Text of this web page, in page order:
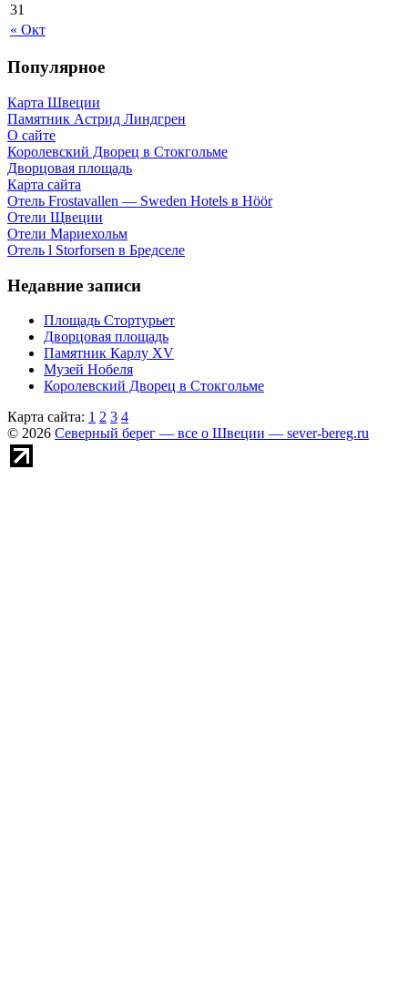
« Окт
31
Популярное
Карта Швеции
Памятник Астрид Линдгрен
О сайте
Королевский Дворец в Стокгольме
Дворцовая площадь
Карта сайта
Отель Frostavallen — Sweden Hotels в Höör
Отели Щвеции
Отели Мариехольм
Отель l Storforsen в Бредселе
Недавние записи
Площадь Стортурьет
Дворцовая площадь
Памятник Карлу XV
Музей Нобеля
Королевский Дворец в Стокгольме
Карта сайта: 1 2 3 4
© 2026 Северный берег — все о Швеции — sever-bereg.ru